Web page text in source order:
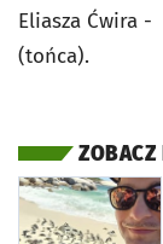
Eliasza Ćwira
(tońca).
ZOBACZ
otworzy się w nowej